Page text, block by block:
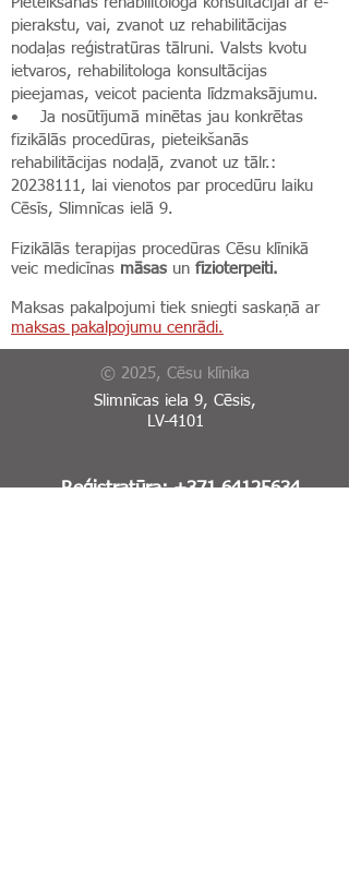
pierakstu, vai, zvanot uz rehabilitācijas
nodaļas reģistratūras tālruni. Valsts kvotu
ietvaros, rehabilitologa konsultācijas
pieejamas, veicot pacienta līdzmaksājumu.
• Ja nosūtījumā minētas jau konkrētas
fizikālās procedūras, pieteikšanās
rehabilitācijas nodaļā, zvanot uz tālr.:
20238111, lai vienotos par procedūru laiku
Cēsīs, Slimnīcas ielā 9.
Fizikālās terapijas procedūras Cēsu klīnikā
veic medicīnas māsas un fizioterpeiti.
Maksas pakalpojumi tiek sniegti saskaņā ar
maksas pakalpojumu cenrādi.
© 2025, Cēsu klīnika
Slimnīcas iela 9, Cēsis,
LV-4101
Reģistratūra:+371 64125634